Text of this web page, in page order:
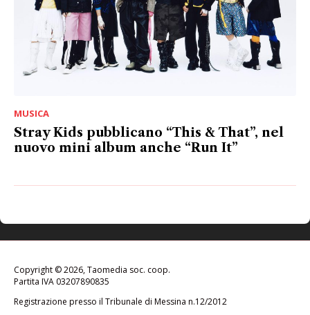
MUSICA
Stray Kids pubblicano “This & That”, nel
nuovo mini album anche “Run It”
Copyright © 2026, Taomedia soc. coop.
Partita IVA 03207890835
Registrazione presso il Tribunale di Messina n.12/2012